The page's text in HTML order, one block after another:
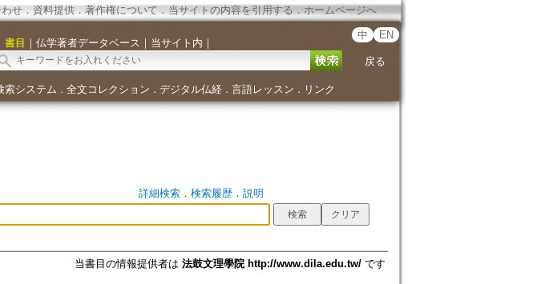
せ． 資料提供． 著作権について．当サイトの内容を引用する ． ホームページへ
書目 ｜ 仏学著者データベース ｜ 当サイト内 ｜
中 EN
戻る
索システム ． 全文コレクション ． デジタル仏経． 言語レッスン ． リンク
詳細検索． 検索履歴． 説明
当書目の情報提供者は 法鼓文理學院 http://www.dila.edu.tw/です